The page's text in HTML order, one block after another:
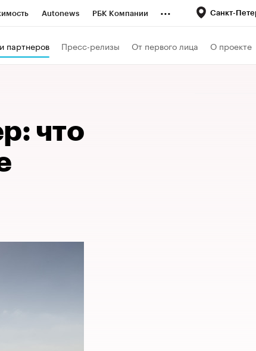
Autonews РБК Компании ... Санкт-
партнеров Пресс-релизы От первого лица О проекте
что